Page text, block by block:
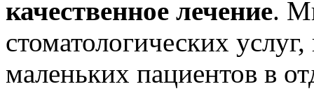
качественное лечение.
стоматологических
маленьких пациентов в